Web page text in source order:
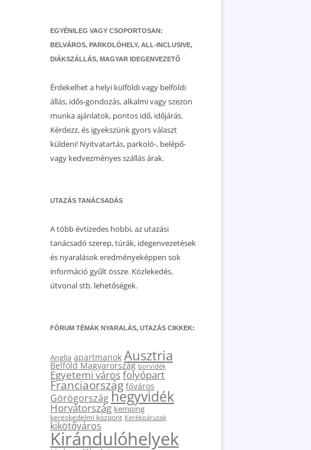
EGYÉNILEG VAGY CSOPORTOSAN:
BELVÁROS, PARKOLÓHELY, ALL-INCLUSIVE,
DIÁKSZÁLLÁS, MAGYAR IDEGENVEZETŐ
Érdekelhet a helyi külföldi vagy belföldi
állás, idős-gondozás, alkalmi vagy szezon
munka ajánlatok, pontos idő, időjárás.
Kérdezz, és igyekszünk gyors választ
küldeni! Nyitvatartás, parkoló-, belépő-
vagy kedvezményes szállás árak.
UTAZÁS TANÁCSADÁS
A több évtizedes hobbi, az utazási
tanácsadó szerep, túrák, idegenvezetések
és nyaralások eredményeképpen sok
információ gyűlt össze. Közlekedés,
útvonal stb. lehetőségek.
FÓRUM TÉMÁK NYARALÁS, UTAZÁS CIKKEK:
Anglia apartmanok Ausztria
Belföld Magyarország borvidék
Egyetemi városfolyópart
Franciaország főváros
Görögországhegyvidék
Horvátország kemping
kereskedelmi központ Kerékpárutak
kikötőváros
Kirándulóhelyek